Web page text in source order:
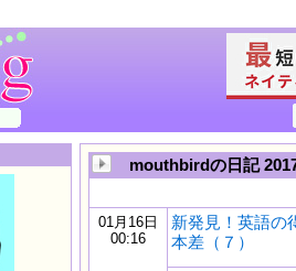
mouthbirdの日記
01月16日
00:16
新発見！英語の
本差（７）